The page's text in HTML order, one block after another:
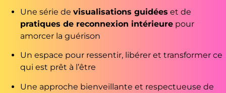
Une série de visualisations guidées et de
pratiques de reconnexion intérieure pour
amorcer la guérison
Un espace pour ressentir, libérer et transformer ce
qui est prêt à l’être
Une approche bienveillante et respectueuse de